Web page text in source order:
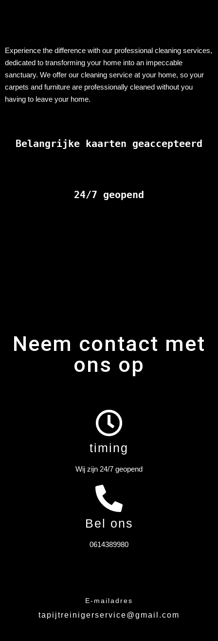
Experience the difference with our professional cleaning services,
dedicated to transforming your home into an impeccable
sanctuary. We offer our cleaning service at your home, so your
carpets and furniture are professionally cleaned without you
having to leave your home.
Belangrijke kaarten geaccepteerd
24/7 geopend
Neem contact met
ons op
timing
Wij zijn 24/7 geopend
Bel ons
0614389980
E-mailadres
tapijtreinigerservice@gmail.com